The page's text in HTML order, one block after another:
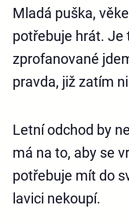
Mladá puška,
potřebuje hrát. Je
zprofanované
pravda, již zatím
Letní odchod by
má na to, aby se
potřebuje mít do
lavici nekoupí.